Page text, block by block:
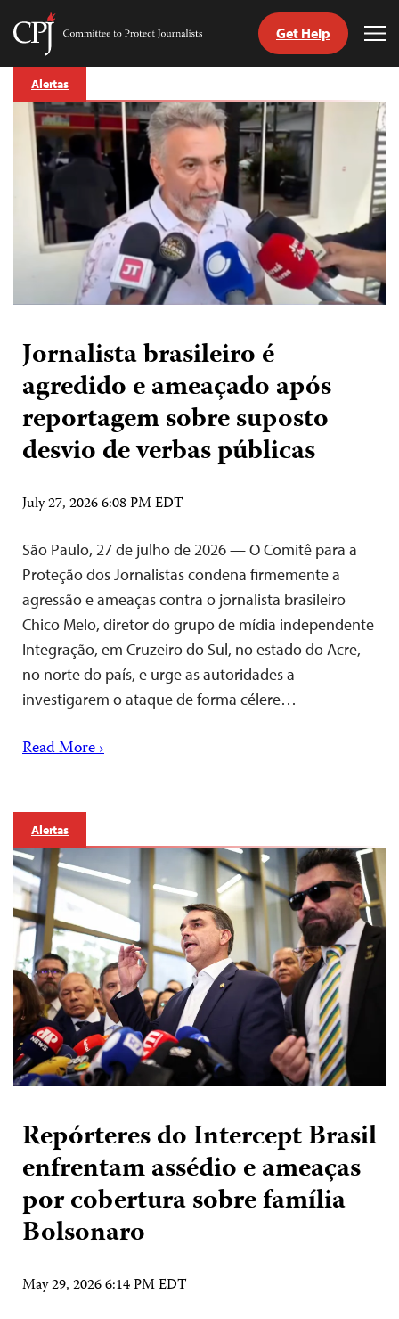
Skip
content
Committee
Journalists
Get Help
Alertas
Jornalista brasileiro é
agredido e ameaçado após
reportagem sobre suposto
desvio de verbas públicas
July 27, 2026 6:08 PM EDT
São Paulo, 27 de julho de 2026 — O Comitê para a
Proteção dos Jornalistas condena firmemente a
agressão e ameaças contra o jornalista brasileiro
Chico Melo, diretor do grupo de mídia independente
Integração, em Cruzeiro do Sul, no estado do Acre,
no norte do país, e urge as autoridades a
investigarem o ataque de forma célere…
Read More ›
Alertas
Repórteres do Intercept Brasil
enfrentam assédio e ameaças
por cobertura sobre família
Bolsonaro
May 29, 2026 6:14 PM EDT